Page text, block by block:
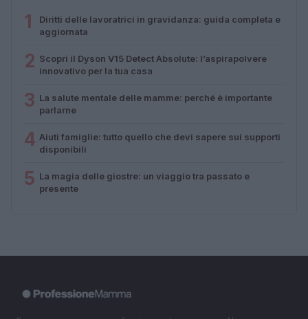
1
Diritti delle lavoratrici in gravidanza: guida completa e
aggiornata
2 Scopri il Dyson V15 Detect Absolute: l’aspirapolvere
innovativo per la tua casa
3 La salute mentale delle mamme: perché è importante
parlarne
4 Aiuti famiglie: tutto quello che devi sapere sui supporti
disponibili
5 La magia delle giostre: un viaggio tra passato e
presente